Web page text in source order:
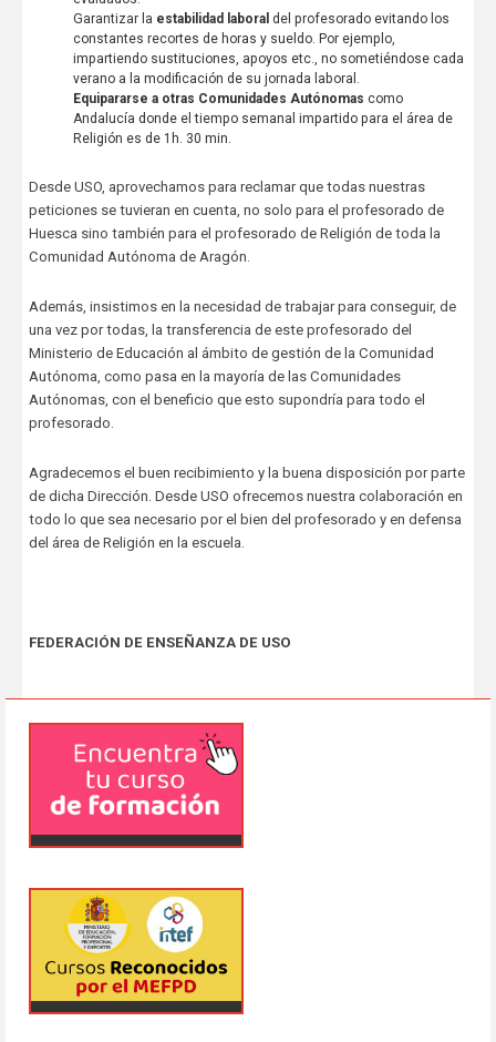
Garantizar la estabilidad laboral del profesorado evitando los
constantes recortes de horas y sueldo. Por ejemplo,
impartiendo sustituciones, apoyos etc., no sometiéndose cada
verano a la modificación de su jornada laboral.
Equipararse a otras Comunidades Autónomas como
Andalucía donde el tiempo semanal impartido para el área de
Religión es de 1h. 30 min.
Desde USO, aprovechamos para reclamar que todas nuestras
peticiones se tuvieran en cuenta, no solo para el profesorado de
Huesca sino también para el profesorado de Religión de toda la
Comunidad Autónoma de Aragón.
Además, insistimos en la necesidad de trabajar para conseguir, de
una vez por todas, la transferencia de este profesorado del
Ministerio de Educación al ámbito de gestión de la Comunidad
Autónoma, como pasa en la mayoría de las Comunidades
Autónomas, con el beneficio que esto supondría para todo el
profesorado.
Agradecemos el buen recibimiento y la buena disposición por parte
de dicha Dirección. Desde USO ofrecemos nuestra colaboración en
todo lo que sea necesario por el bien del profesorado y en defensa
del área de Religión en la escuela.
FEDERACIÓN DE ENSEÑANZA DE USO